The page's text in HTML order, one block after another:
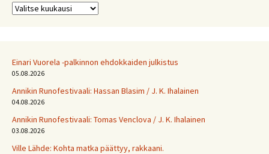
Arkistot
Einari Vuorela -palkinnon ehdokkaiden julkistus
05.08.2026
Annikin Runofestivaali: Has­san Bla­sim / J. K. Ihalainen
04.08.2026
Annikin Runofestivaali: Tomas Venclova / J. K. Ihalainen
03.08.2026
Ville Lähde: Kohta matka päättyy, rakkaani.